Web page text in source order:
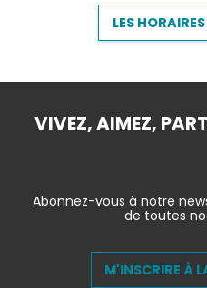
LES
VIVEZ, AIMEZ,
Abonnez-vous à notre
de toutes
M'INSCRIRE À